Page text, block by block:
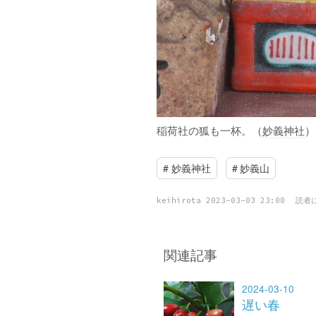
稲荷社の狐も一杯。（妙義神社）
# 妙義神社 #妙義山
keihirota 2023-03-03 23:00 読者
関連記事
2024-03-10
遅い春